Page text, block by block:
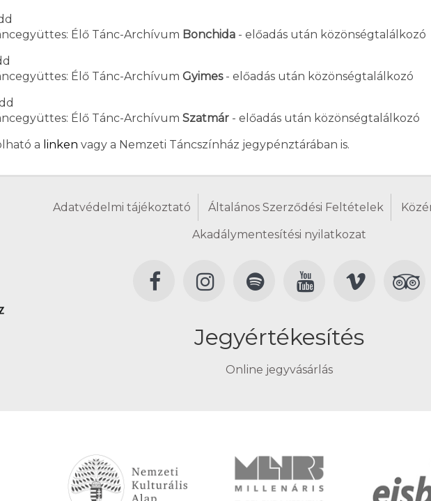
Élő Tánc-Archívum Bonchida - előadás után közönségtalálkozó
Élő Tánc-Archívum Gyimes- előadás után közönségtalálkozó
Élő Tánc-Archívum Szatmár - előadás után közönségtalálkozó
a linken vagy a Nemzeti Táncszínház jegypénztárában is.
Adatvédelmi tájékoztató Általános Szerződési Feltételek
Akadálymentesítési nyilatkozat
Jegyértékesítés
Online jegyvásárlás